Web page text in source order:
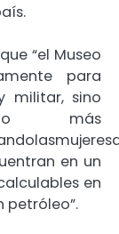
“el Museo
para
militar, sino
más
en un
en
petróleo”.